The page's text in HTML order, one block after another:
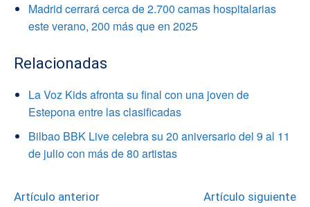
Madrid cerrará cerca de 2.700 camas hospitalarias
este verano, 200 más que en 2025
Relacionadas
La Voz Kids afronta su final con una joven de
Estepona entre las clasificadas
Bilbao BBK Live celebra su 20 aniversario del 9 al 11
de julio con más de 80 artistas
Artículo anterior Artículo siguiente